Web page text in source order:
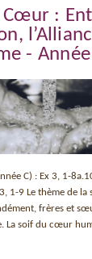
Cœur :
- Année
C) : Ex 3, 1-
1-9 Le thème de la
frères et
La soif du cœur